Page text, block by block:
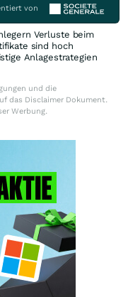
von
Verluste beim
sind hoch
Anlagestrategien
und die
das Disclaimer Dokument.
Werbung.